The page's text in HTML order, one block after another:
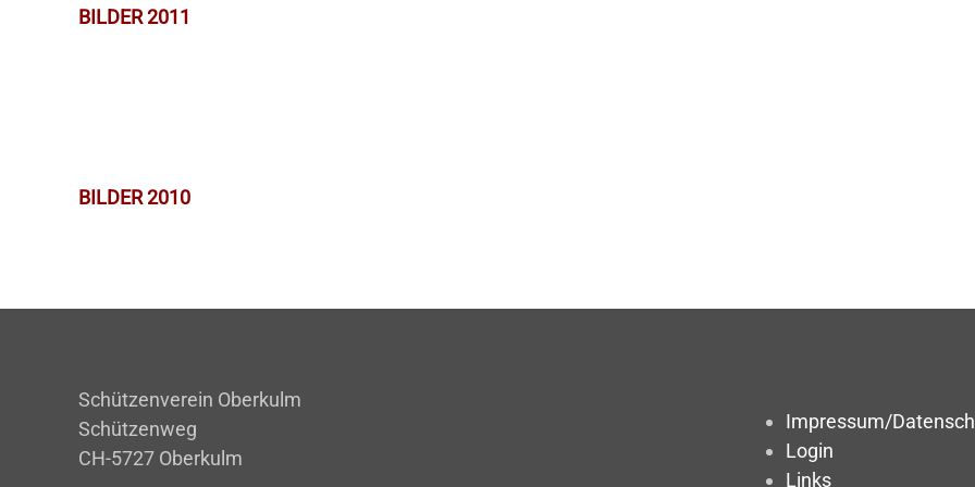
BILDER 2011
BILDER 2010
Schützenverein Oberkulm
Schützenweg
CH-5727 Oberkulm
Impressum/
Login
Links